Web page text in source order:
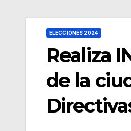
ELECCIONES 2024
Realiza
de la